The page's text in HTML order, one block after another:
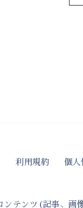
利用規約 個人
ンテンツ(記事、画